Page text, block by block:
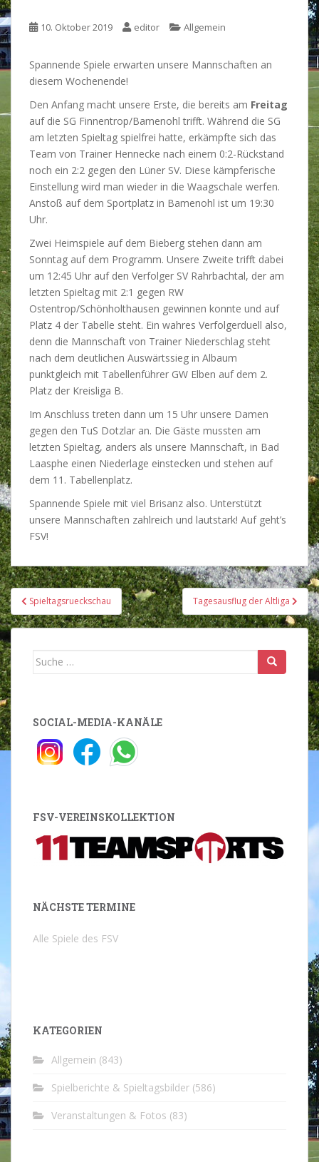
10. Oktober 2019 editor Allgemein
Spannende Spiele erwarten unsere Mannschaften an
diesem Wochenende!
Den Anfang macht unsere Erste, die bereits am Freitag
auf die SG Finnentrop/Bamenohl trifft. Während die SG
am letzten Spieltag spielfrei hatte, erkämpfte sich das
Team von Trainer Hennecke nach einem 0:2-Rückstand
noch ein 2:2 gegen den Lüner SV. Diese kämpferische
Einstellung wird man wieder in die Waagschale werfen.
Anstoß auf dem Sportplatz in Bamenohl ist um 19:30
Uhr.
Zwei Heimspiele auf dem Bieberg stehen dann am
Sonntag auf dem Programm. Unsere Zweite trifft dabei
um 12:45 Uhr auf den Verfolger SV Rahrbachtal, der am
letzten Spieltag mit 2:1 gegen RW
Ostentrop/Schönholthausen gewinnen konnte und auf
Platz 4 der Tabelle steht. Ein wahres Verfolgerduell also,
denn die Mannschaft von Trainer Niederschlag steht
nach dem deutlichen Auswärtssieg in Albaum
punktgleich mit Tabellenführer GW Elben auf dem 2.
Platz der Kreisliga B.
Im Anschluss treten dann um 15 Uhr unsere Damen
gegen den TuS Dotzlar an. Die Gäste mussten am
letzten Spieltag, anders als unsere Mannschaft, in Bad
Laasphe einen Niederlage einstecken und stehen auf
dem 11. Tabellenplatz.
Spannende Spiele mit viel Brisanz also. Unterstützt
unsere Mannschaften zahlreich und lautstark! Auf geht’s
FSV!
Beitragsnavigation
Spieltagsrueckschau Tagesausflug der Altliga
Suche
SOCIAL-MEDIA-KANÄLE
FSV-VEREINSKOLLEKTION
NÄCHSTE TERMINE
Alle Spiele des FSV
KATEGORIEN
Allgemein (843)
Spielberichte & Spieltagsbilder (586)
Veranstaltungen & Fotos (83)